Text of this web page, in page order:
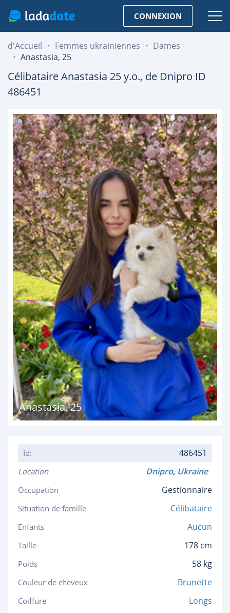
CONNEXION
d'Accueil Femmes ukrainiennes
Dames
Anastasia, 25
CélibataireAnastasia 25y.o., de Dnipro ID
486451
Anastasia,25
Id: 486451
Location Dnipro, Ukraine
Occupation Gestionnaire
Situation de famille Célibataire
Enfants Aucun
Taille 178 cm
Poids 58 kg
Couleur de cheveux Brunette
Coiffure Longs